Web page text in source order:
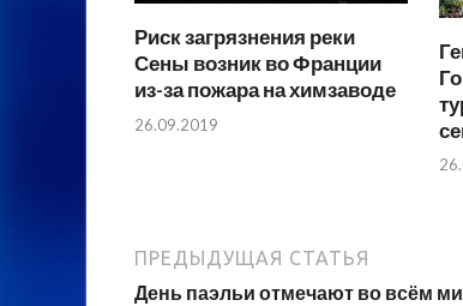
Риск загрязнения реки
Сены возник во Франции
из-за пожара на химзаводе
26.09.2019
ПРЕДЫДУЩАЯ СТАТЬЯ
День паэльи отмечают во всём